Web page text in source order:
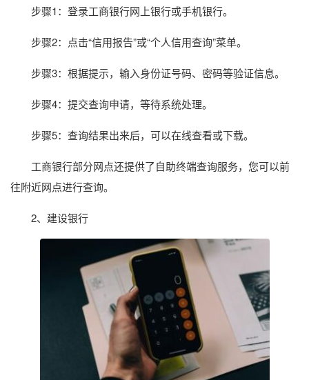
步骤1：登录工商银行网上银行或手机银行。
步骤2：点击“信用报告”或“个人信用查询”菜单。
步骤3：根据提示，输入身份证号码、密码等验证信息。
步骤4：提交查询申请，等待系统处理。
步骤5：查询结果出来后，可以在线查看或下载。
工商银行部分网点还提供了自助终端查询服务，您可以前
往附近网点进行查询。
2、建设银行